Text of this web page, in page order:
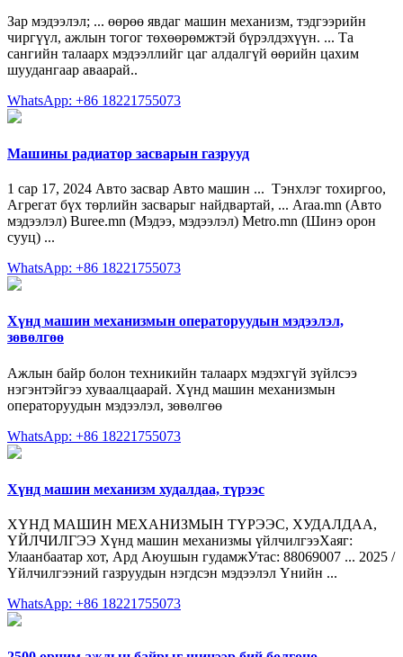
Зар мэдээлэл; ... өөрөө явдаг машин механизм, тэдгээрийн
чиргүүл, ажлын тогог төхөөрөмжтэй бүрэлдэхүүн. ... Та
сангийн талаарх мэдээллийг цаг алдалгүй өөрийн цахим
шуудангаар аваарай..
WhatsApp: +86 18221755073
Машины радиатор засварын газрууд
1 сар 17, 2024 Авто засвар Авто машин ... ️ Тэнхлэг тохиргоо,
Агрегат бүх төрлийн засварыг найдвартай, ... Araa.mn (Авто
мэдээлэл) Buree.mn (Мэдээ, мэдээлэл) Metro.mn (Шинэ орон
сууц) ...
WhatsApp: +86 18221755073
Хүнд машин механизмын операторуудын мэдээлэл,
зөвөлгөө
Ажлын байр болон техникийн талаарх мэдэхгүй зүйлсээ
нэгэнтэйгээ хуваалцаарай. Хүнд машин механизмын
операторуудын мэдээлэл, зөвөлгөө
WhatsApp: +86 18221755073
Хүнд машин механизм худалдаа, түрээс
ХҮНД МАШИН МЕХАНИЗМЫН ТҮРЭЭС, ХУДАЛДАА,
ҮЙЛЧИЛГЭЭ Хүнд машин механизмы үйлчилгээХаяг:
Улаанбаатар хот, Ард Аюушын гудамжУтас: 88069007 ... 2025 /
Үйлчилгээний газруудын нэгдсэн мэдээлэл Үнийн ...
WhatsApp: +86 18221755073